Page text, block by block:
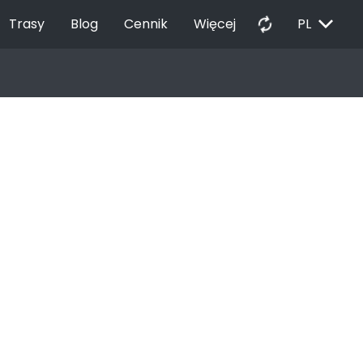
Trasy Blog Cennik Więcej autorenew PL EXPAND_MORE